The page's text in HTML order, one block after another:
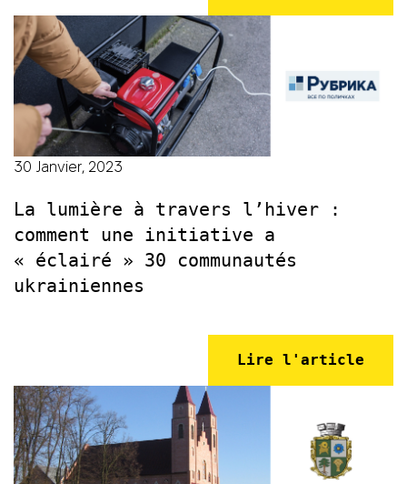
30 Janvier, 2023
La lumière à travers l’hiver :
comment une initiative a
« éclairé » 30 communautés
ukrainiennes
Lire l'article